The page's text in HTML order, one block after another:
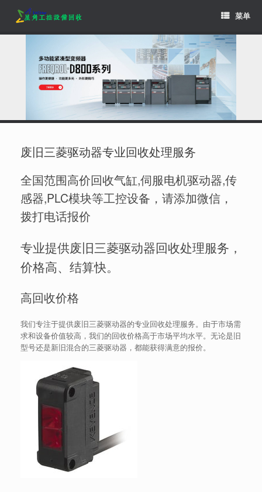
content
菜单
废旧三菱驱动器专业回收处理服务
全国范围高价回收气缸,伺服电机驱动器,传
感器,PLC模块等工控设备，请添加微信，
拨打电话报价
专业提供废旧三菱驱动器回收处理服务，
价格高、结算快。
高回收价格
我们专注于提供废旧三菱驱动器的专业回收处理服务。由于市场需
求和设备价值较高，我们的回收价格高于市场平均水平。无论是旧
型号还是新旧混合的三菱驱动器，都能获得满意的报价。